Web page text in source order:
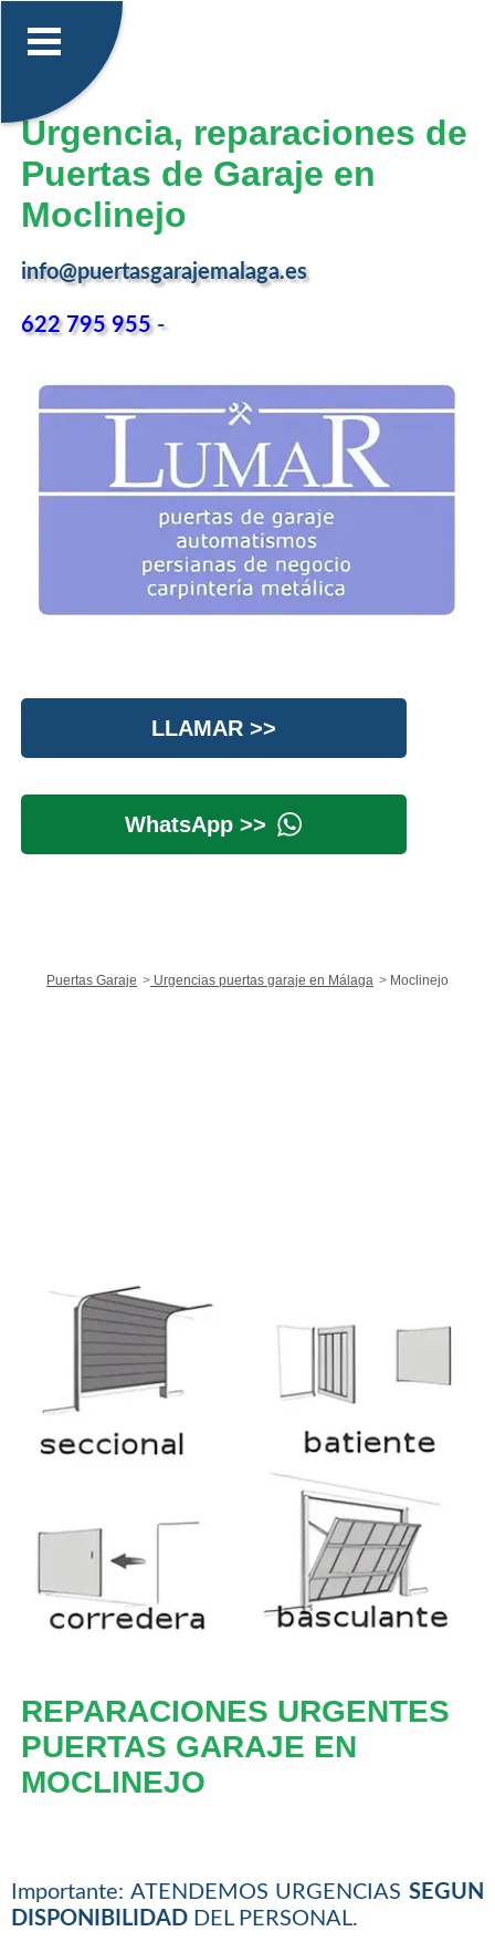
Urgencia, reparaciones de
Puertas de Garaje en
Moclinejo
info@puertasgarajemalaga.es
622 795 955-
LLAMAR >>
WhatsApp >>
Puertas Garaje Urgencias puertas garaje en Málaga Moclinejo
REPARACIONES URGENTES
PUERTAS GARAJE EN
MOCLINEJO
Importante: ATENDEMOS URGENCIASSEGUN
DISPONIBILIDADDEL PERSONAL.